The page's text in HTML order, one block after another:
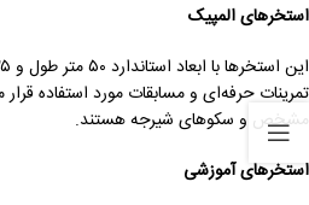
استخرهای المپیک
تمرینات حرفه‌ای و مسابقات مورد استفاده
مشخص و سکوهای شیرجه هستند.
استخرهای آموزشی